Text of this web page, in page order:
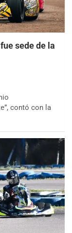
sede de la
contó con la